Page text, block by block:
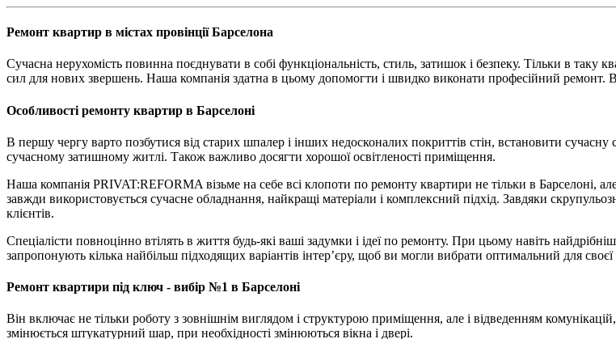
Ремонт квартир в містах провінції Барселона
Сучасна нерухомість повинна поєднувати в собі функціональність, стиль, затишок і безпеку. Тільки в таку
сил для нових звершень. Наша компанія здатна в цьому допомогти і швидко виконати професійний ремонт.
Особливості ремонту квартир в Барселоні
В першу чергу варто позбутися від старих шпалер і інших недосконалих покриттів стін, встановити
сучасному затишному житлі. Також важливо досягти хорошої освітленості приміщення.
Наша компанія PRIVAT:REFORMA візьме на себе всі клопоти по ремонту квартири не тільки в Барселоні,
завжди використовується сучасне обладнання, найкращі матеріали і комплексний підхід. Завдяки
клієнтів.
Спеціалісти повноцінно втілять в життя будь-які ваші задумки і ідеї по ремонту. При цьому навіть
запропонують кілька найбільш підходящих варіантів інтер’єру, щоб ви могли вибрати оптимальний для
Ремонт квартири під ключ - вибір №1 в Барселоні
Він включає не тільки роботу з зовнішнім виглядом і структурою приміщення, але і відведенням
змінюється штукатурний шар, при необхідності змінюються вікна і двері.